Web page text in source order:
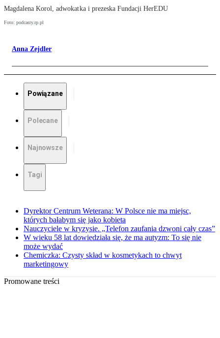
Magdalena Korol, adwokatka i prezeska Fundacji HerEDU
Foto: podcasty.rp.pl
Anna Zejdler
Powiązane
Polecane
Najnowsze
Tagi
Dyrektor Centrum Weterana: W Polsce nie ma miejsc,
których bałabym się jako kobieta
Nauczyciele w kryzysie. „Telefon zaufania dzwoni cały czas”
W wieku 58 lat dowiedziała się, że ma autyzm: To się nie
może wydać
Chemiczka: Czysty skład w kosmetykach to chwyt
marketingowy
Promowane treści